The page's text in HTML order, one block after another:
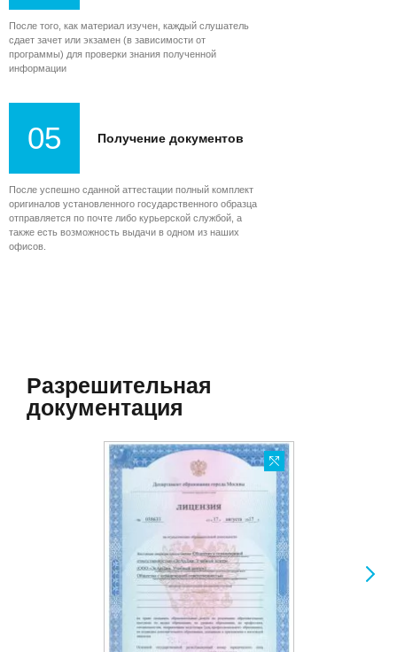
После того, как материал изучен, каждый слушатель
сдает зачет или экзамен (в зависимости от
программы) для проверки знания полученной
информации
05 Получение документов
После успешно сданной аттестации полный комплект
оригиналов установленного государственного образца
отправляется по почте либо курьерской службой, а
также есть возможность выдачи в одном из наших
офисов.
Разрешительная
документация